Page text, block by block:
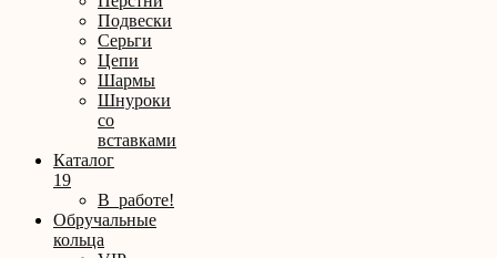
Подвески
Серьги
Цепи
Шармы
Шнуроки
со
вставками
Каталог
19
В_работе!
Обручальные
кольца